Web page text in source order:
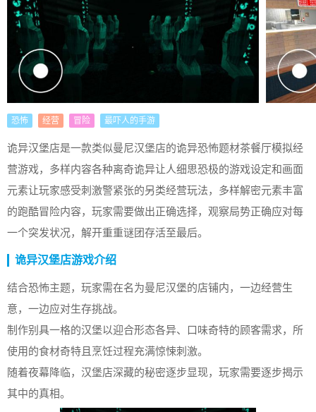
恐怖 经营 冒险 最吓人的手游
诡异汉堡店是一款类似曼尼汉堡店的诡异恐怖题材茶餐厅模拟经
营游戏，多样内容各种离奇诡异让人细思恐极的游戏设定和画面
元素让玩家感受刺激警紧张的另类经营玩法，多样解密元素丰富
的跑酷冒险内容，玩家需要做出正确选择，观察局势正确应对每
一个突发状况，解开重重谜团存活至最后。
诡异汉堡店游戏介绍
结合恐怖主题，玩家需在名为曼尼汉堡的店铺内，一边经营生
意，一边应对生存挑战。
制作别具一格的汉堡以迎合形态各异、口味奇特的顾客需求，所
使用的食材奇特且烹饪过程充满惊悚刺激。
随着夜幕降临，汉堡店深藏的秘密逐步显现，玩家需要逐步揭示
其中的真相。